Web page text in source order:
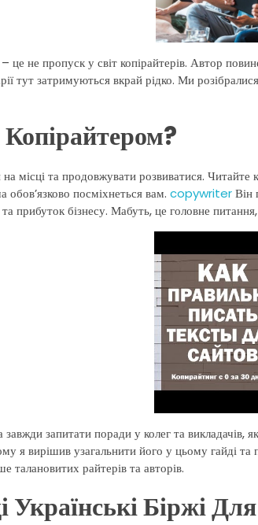
– це не пропуск у світ копірайтерів. Автор
тут затримуються вкрай рідко. Ми
місці та продовжувати розвиватися. Читайте
обов’язково посміхнеться вам. copywriterВін
прибуток бізнесу. Мабуть, це головне питання,
запитати поради у колег та викладачів,
я вирішив узагальнити його у цьому гайді
талановитих райтерів та авторів.
Біржі